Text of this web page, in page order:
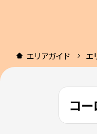
エリアガイド エ
コ